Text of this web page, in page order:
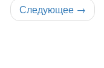
Следующее →